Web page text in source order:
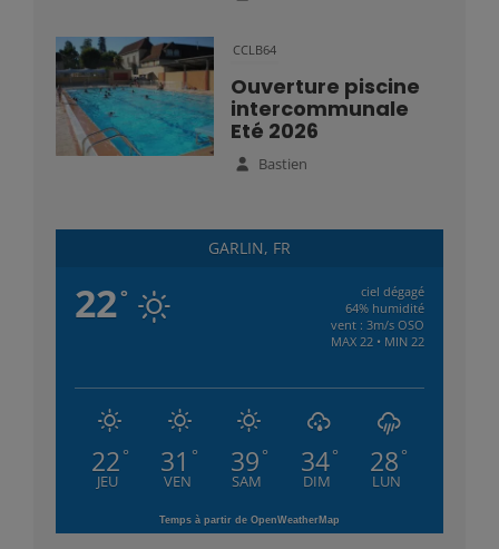
CCLB64
Ouverture piscine
intercommunale
Eté 2026
Bastien
GARLIN, FR
22°
ciel dégagé
64% humidité
vent : 3m/s OSO
MAX 22 • MIN 22
22 °
JEU
31 °
VEN
39 °
SAM
34°
DIM
28 °
LUN
Temps à partir de OpenWeatherMap